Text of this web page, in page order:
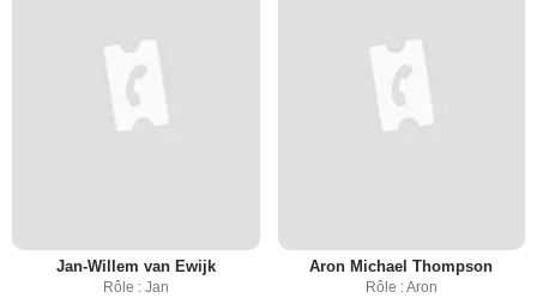
Jan-Willem van Ewijk
Rôle : Jan
Aron Michael Thompson
Rôle : Aron